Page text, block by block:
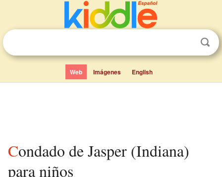
Web Imágenes English
Condado de Jasper (Indiana)
para niños